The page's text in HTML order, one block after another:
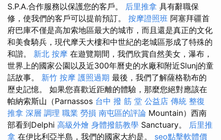
S.P.A.合作服務以保護您的客戶。 后里推拿 具有辭職保
修，使我們的客戶可以提前預訂。 按摩證照班 阿塞拜疆首
府巴庫不僅是高加索地區最大的城市，而且還是真正的文化
和美食騎兵，現代摩天大樓和中世紀的老城區形成了特殊的
和諧。 新北 按摩 在遊覽期間，我們欣賞自然美女，瀑布，
世界上的國家公園以及近300年曆史的水廠和附近Slunj的童
話故事。 新竹 按摩 護照過期 最後，我們了解薩格勒布的
歷史記憶。 如果您喜歡近距離的體驗，那麼您絕對應該在
帕納索斯山（Parnassos 台中 撥 筋 堂 公益店 傳統 整復
推拿 深層 調理 職業 勞損 南屯區的評論 Mountain）西南
部看到Delphi 高級外燴 身體撥筋教學 Sanctuary。 后里推
拿 在伊比利亞半島，我們的國家大約是。 seo點擊軟體價